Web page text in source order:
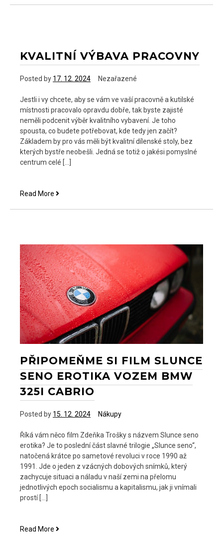
KVALITNÍ VÝBAVA PRACOVNY
Posted by 17. 12. 2024 Nezařazené
Jestli i vy chcete, aby se vám ve vaší pracovně a kutilské
místnosti pracovalo opravdu dobře, tak byste zajisté
neměli podcenit výběr kvalitního vybavení. Je toho
spousta, co budete potřebovat, kde tedy jen začít?
Základem by pro vás měli být kvalitní dílenské stoly, bez
kterých bystře neobešli. Jedná se totiž o jakési pomyslné
centrum celé […]
Read More Kvalitní
PŘIPOMEŇME SI FILM SLUNCE
SENO EROTIKA VOZEM BMW
325I CABRIO
Posted by 15. 12. 2024 Nákupy
Říká vám něco film Zdeňka Trošky s názvem Slunce seno
erotika? Je to poslední část slavné trilogie „Slunce seno“,
natočená krátce po sametové revoluci v roce 1990 až
1991. Jde o jeden z vzácných dobových snímků, který
zachycuje situaci a náladu v naší zemi na přelomu
jednotlivých epoch socialismu a kapitalismu, jak ji vnímali
prostí […]
Read More Připomeňme